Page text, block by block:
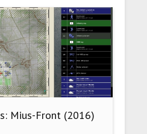
Mius-Front (2016)